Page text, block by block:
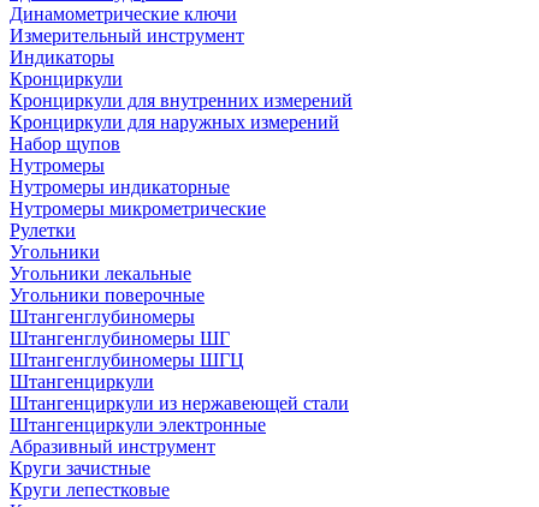
Динамометрические ключи
Измерительный инструмент
Индикаторы
Кронциркули
Кронциркули для внутренних измерений
Кронциркули для наружных измерений
Набор щупов
Нутромеры
Нутромеры индикаторные
Нутромеры микрометрические
Рулетки
Угольники
Угольники лекальные
Угольники поверочные
Штангенглубиномеры
Штангенглубиномеры ШГ
Штангенглубиномеры ШГЦ
Штангенциркули
Штангенциркули из нержавеющей стали
Штангенциркули электронные
Абразивный инструмент
Круги зачистные
Круги лепестковые